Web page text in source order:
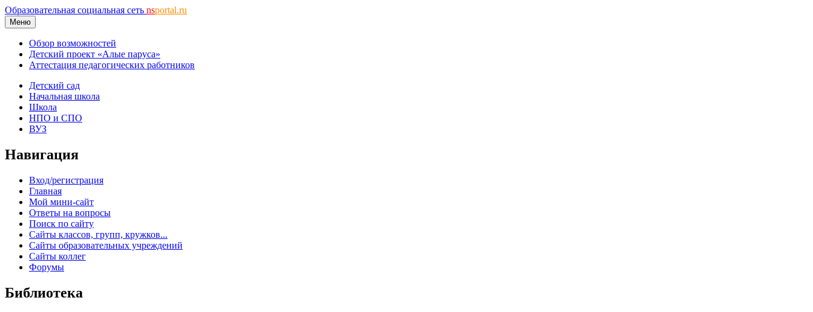
Образовательная социальная сеть nsportal.ru
Меню
Обзор возможностей
Детский проект «Алые паруса»
Аттестация педагогических работников
Детский сад
Начальная школа
Школа
НПО и СПО
ВУЗ
Навигация
Вход/регистрация
Главная
Мой мини-сайт
Ответы на вопросы
Поиск по сайту
Сайты классов, групп, кружков...
Сайты образовательных учреждений
Сайты коллег
Форумы
Библиотека